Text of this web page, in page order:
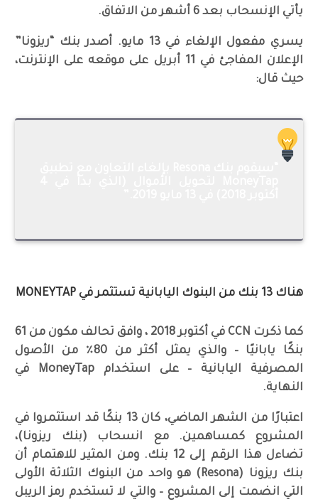
يأتي الإنسحاب بعد 6 أشهر من الاتفاق.
يسري مفعول الإلغاء في 13 مايو. أصدر بنك “ريزونا”
الإعلان المفاجئ في 11 أبريل على موقعه على الإنترنت،
حيث قال:
هناك 13 بنك من البنوك اليابانية تستثمر في MONEYTAP
كما ذكرت CCN في أكتوبر 2018 ، وافق تحالف مكون من 61
بنكًا يابانيًا – والذي يمثل أكثر من 80٪ من الأصول
المصرفية اليابانية – على استخدام MoneyTap في
النهاية.
اعتبارًا من الشهر الماضي، كان 13 بنكًا قد استثمروا في
المشروع كمساهمين. مع انسحاب (بنك ريزونا)،
تضاءل هذا الرقم إلى 12 بنك. ومن المثير للاهتمام أن
بنك ريزونا (Resona) هو واحد من البنوك الثلاثة الأولى
التي انضمت إلى المشروع – والتي لا تستخدم رمز الريبل